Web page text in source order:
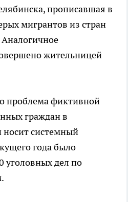
прописавшая в
мигрантов из стран
жительницей
проблема фиктивной
граждан в
носит системный
года было
уголовных дел по